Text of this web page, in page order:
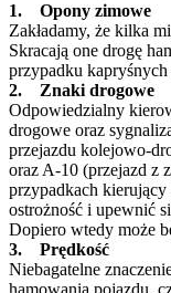
1. Opony zimowe
Zakładamy, że kilka
Skracają one drogę
przypadku
2. Znaki drogowe
Odpowiedzialny
drogowe oraz
przejazdu kolejowo-
oraz A-10 (przejazd z
przypadkach kierujący
ostrożność i upewnić
Dopiero wtedy może
3. Prędkość
Niebagatelne